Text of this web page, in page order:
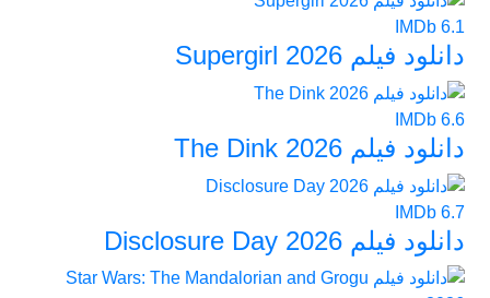
IMDb 6.1
دانلود فیلم Supergirl 2026
IMDb 6.6
دانلود فیلم The Dink 2026
IMDb 6.7
دانلود فیلم Disclosure Day 2026